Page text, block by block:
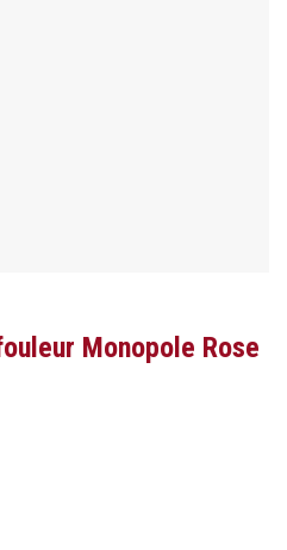
Monopole Rose